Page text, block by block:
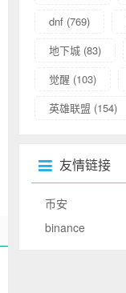
dnf (769)
地下城 (83)
觉醒 (103)
英雄联盟 (154)
友情链接
币安
binance